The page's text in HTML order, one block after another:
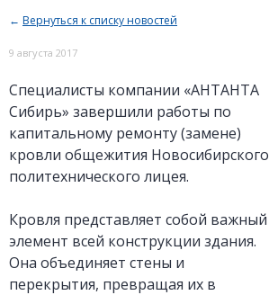
← Вернуться к списку новостей
9 августа 2017
Специалисты компании «АНТАНТА
Сибирь» завершили работы по
капитальному ремонту (замене)
кровли общежития Новосибирского
политехнического лицея.
Кровля представляет собой важный
элемент всей конструкции здания.
Она объединяет стены и
перекрытия, превращая их в